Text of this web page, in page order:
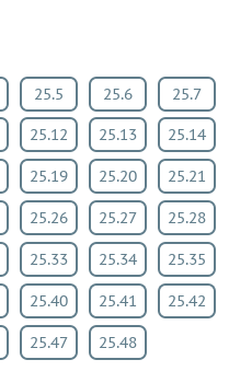
25.5 25.6 25.7
25.12 25.13 25.14
25.19 25.20 25.21
25.26 25.27 25.28
25.33 25.34 25.35
25.40 25.41 25.42
25.47 25.48